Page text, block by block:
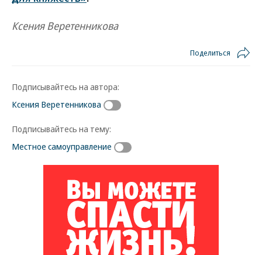
Ксения Веретенникова
Поделиться
Подписывайтесь на автора:
Ксения Веретенникова
Подписывайтесь на тему:
Местное самоуправление